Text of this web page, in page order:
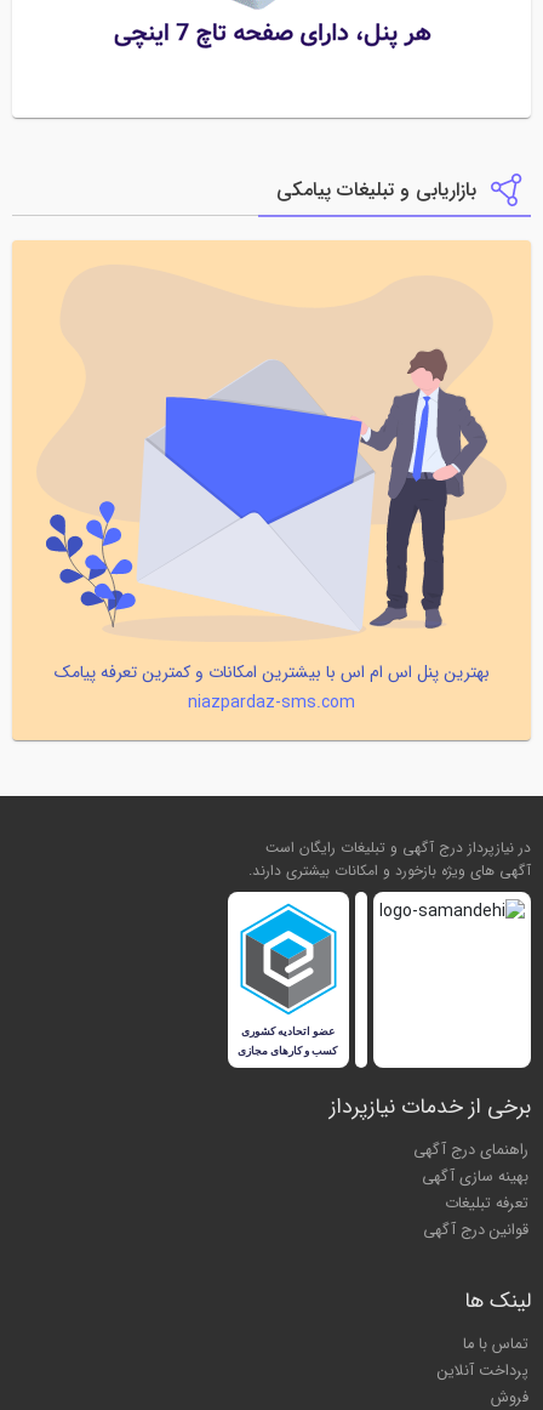
بازاریابی و تبلیغات پیامکی
بهترین پنل اس ام اس با بیشترین امکانات و کمترین تعرفه پیامک
niazpardaz-sms.com
در نیازپرداز درج آگهی و تبلیغات رایگان است
آگهی های ویژه بازخورد و امکانات بیشتری دارند.
برخی از خدمات نیازپرداز
راهنمای درج آگهی
بهینه سازی آگهی
تعرفه تبلیغات
قوانین درج آگهی
لینک ها
تماس با ما
پرداخت آنلاین
فروش